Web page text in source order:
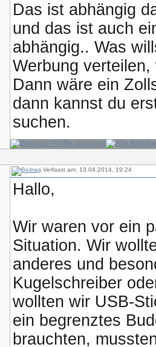
Das ist abhängig
und das ist auch
abhängig.. Was
Werbung
Dann wäre ein
dann kannst du
suchen.
Verfasst am: 13.04.2014, 19:24
Hallo,
Wir waren vor ein
Situation. Wir
anderes und
Kugelschreiber
wollten wir USB-
ein begrenztes
brauchten,